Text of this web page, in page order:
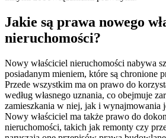
Jakie są prawa nowego
nieruchomości?
Nowy właściciel nieruchomości nabywa
posiadanym mieniem, które są chronione
Przede wszystkim ma on prawo do
według własnego uznania, co obejmuje
zamieszkania w niej, jak i wynajmowania
Nowy właściciel ma także prawo do
nieruchomości, takich jak remonty czy